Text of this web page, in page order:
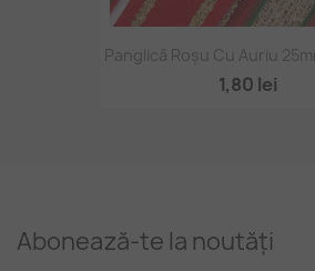
Panglică Roșu Cu Auriu
1,80 lei
Abonează-te la noutăți